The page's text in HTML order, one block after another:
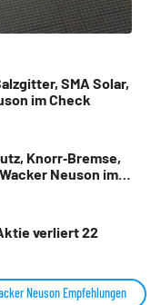
SMA Solar,
im Check
Knorr‑Bremse,
Neuson im
verliert 22
Neuson Empfehlungen